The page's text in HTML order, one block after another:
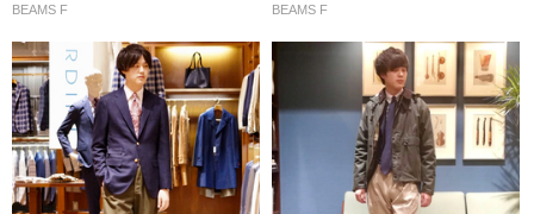
BEAMS F BEAMS F